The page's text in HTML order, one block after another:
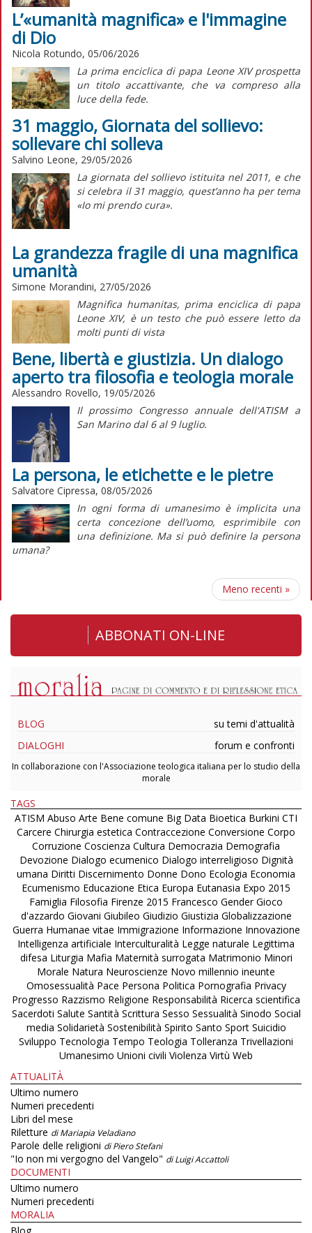
L’«umanità magnifica» e l'immagine
di Dio
Nicola Rotundo, 05/06/2026
La prima enciclica di papa Leone XIV prospetta
un titolo accattivante, che va compreso alla
luce della fede.
31 maggio, Giornata del sollievo:
sollevare chi solleva
Salvino Leone, 29/05/2026
La giornata del sollievo istituita nel 2011, e che
si celebra il 31 maggio, quest’anno ha per tema
«Io mi prendo cura».
La grandezza fragile di una magnifica
umanità
Simone Morandini, 27/05/2026
Magnifica humanitas, prima enciclica di papa
Leone XIV, è un testo che può essere letto da
molti punti di vista
Bene, libertà e giustizia. Un dialogo
aperto tra filosofia e teologia morale
Alessandro Rovello, 19/05/2026
Il prossimo Congresso annuale dell'ATISM a
San Marino dal 6 al 9 luglio.
La persona, le etichette e le pietre
Salvatore Cipressa, 08/05/2026
In ogni forma di umanesimo è implicita una
certa concezione dell’uomo, esprimibile con
una definizione. Ma si può definire la persona
umana?
Meno recenti »
ABBONATI ON-LINE
BLOG
su temi d'attualità
DIALOGHI
forum e confronti
In collaborazione con l'Associazione teologica italiana per lo studio della
morale
TAGS
ATISM Abuso Arte Bene comune Big Data Bioetica Burkini CTI
Carcere Chirurgia estetica Contraccezione Conversione Corpo
Corruzione Coscienza Cultura Democrazia Demografia
Devozione Dialogo ecumenico Dialogo interreligioso Dignità
umana Diritti Discernimento Donne Dono Ecologia Economia
Ecumenismo Educazione Etica Europa Eutanasia Expo 2015
Famiglia Filosofia Firenze 2015 Francesco Gender Gioco
d'azzardo Giovani Giubileo Giudizio Giustizia Globalizzazione
Guerra Humanae vitae Immigrazione Informazione Innovazione
Intelligenza artificiale Interculturalità Legge naturale Legittima
difesa Liturgia Mafia Maternità surrogata Matrimonio Minori
Morale Natura Neuroscienze Novo millennio ineunte
Omosessualità Pace Persona Politica Pornografia Privacy
Progresso Razzismo Religione Responsabilità Ricerca scientifica
Sacerdoti Salute Santità Scrittura Sesso Sessualità Sinodo Social
media Solidarietà Sostenibilità Spirito Santo Sport Suicidio
Sviluppo Tecnologia Tempo Teologia Tolleranza Trivellazioni
Umanesimo Unioni civili Violenza Virtù Web
ATTUALITÀ
Ultimo numero
Numeri precedenti
Libri del mese
Riletture di Mariapia Veladiano
Parole delle religioni di Piero Stefani
"Io non mi vergogno del Vangelo" di Luigi Accattoli
DOCUMENTI
Ultimo numero
Numeri precedenti
MORALIA